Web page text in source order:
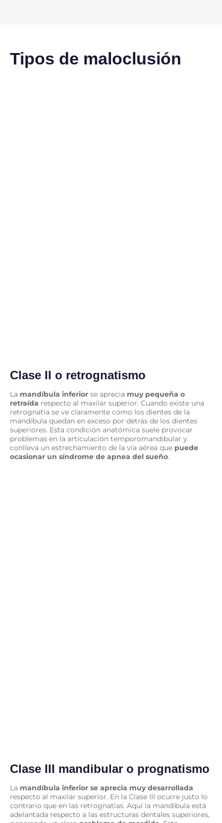
Tipos de maloclusión
Clase II o retrognatismo
La mandíbula inferior se aprecia muy pequeña o
retraída respecto al maxilar superior. Cuando existe una
retrognatia se ve claramente cómo los dientes de la
mandíbula quedan en exceso por detrás de los dientes
superiores. Esta condición anatómica suele provocar
problemas en la articulación temporomandibular y
conlleva un estrechamiento de la vía aérea que puede
ocasionar un síndrome de apnea del sueño.
Clase III mandibular o prognatismo
La mandíbula inferior se aprecia muy desarrollada
respecto al maxilar superior. En la Clase III ocurre justo lo
contrario que en las retrognatias. Aquí la mandíbula está
adelantada respecto a las estructuras dentales superiores,